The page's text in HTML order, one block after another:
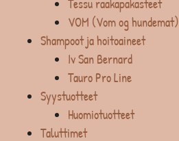
Tessu raakapakasteet
VOM (Vom og hundemat)
Shampoot ja hoitoaineet
Iv San Bernard
Tauro Pro Line
Syystuotteet
Huomiotuotteet
Taluttimet